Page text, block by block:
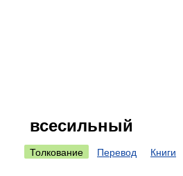
всесильный
Толкование Перевод Книги